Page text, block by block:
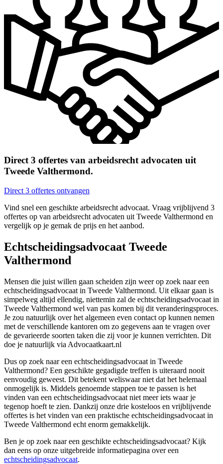
Direct 3 offertes van arbeidsrecht advocaten uit
Tweede Valthermond.
Direct 3 offertes ontvangen
Vind snel een geschikte arbeidsrecht advocaat. Vraag vrijblijvend 3
offertes op van arbeidsrecht advocaten uit Tweede Valthermond en
vergelijk op je gemak de prijs en het aanbod.
Echtscheidingsadvocaat Tweede
Valthermond
Mensen die juist willen gaan scheiden zijn weer op zoek naar een
echtscheidingsadvocaat in Tweede Valthermond. Uit elkaar gaan is
simpelweg altijd ellendig, niettemin zal de echtscheidingsadvocaat in
Tweede Valthermond wel van pas komen bij dit veranderingsproces.
Je zou natuurlijk over het algemeen even contact op kunnen nemen
met de verschillende kantoren om zo gegevens aan te vragen over
de gevarieerde soorten taken die zij voor je kunnen verrichten. Dit
doe je natuurlijk via Advocaatkaart.nl
Dus op zoek naar een echtscheidingsadvocaat in Tweede
Valthermond? Een geschikte gegadigde treffen is uiteraard nooit
eenvoudig geweest. Dit betekent weliswaar niet dat het helemaal
onmogelijk is. Middels genoemde stappen toe te passen is het
vinden van een echtscheidingsadvocaat niet meer iets waar je
tegenop hoeft te zien. Dankzij onze drie kosteloos en vrijblijvende
offertes is het vinden van een praktische echtscheidingsadvocaat in
Tweede Valthermond echt enorm gemakkelijk.
Ben je op zoek naar een geschikte echtscheidingsadvocaat? Kijk
dan eens op onze uitgebreide informatiepagina over een
echtscheidingsadvocaat.